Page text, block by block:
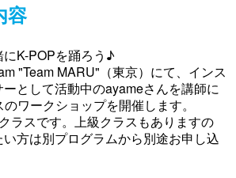
容
K-POPを踊ろう♪
"Team MARU"（東京）にて、インス
ーとして活動中のayameさんを講師に
ワークショップを開催します。
ラスです。上級クラスもありますの
方は別プログラムから別途お申し込